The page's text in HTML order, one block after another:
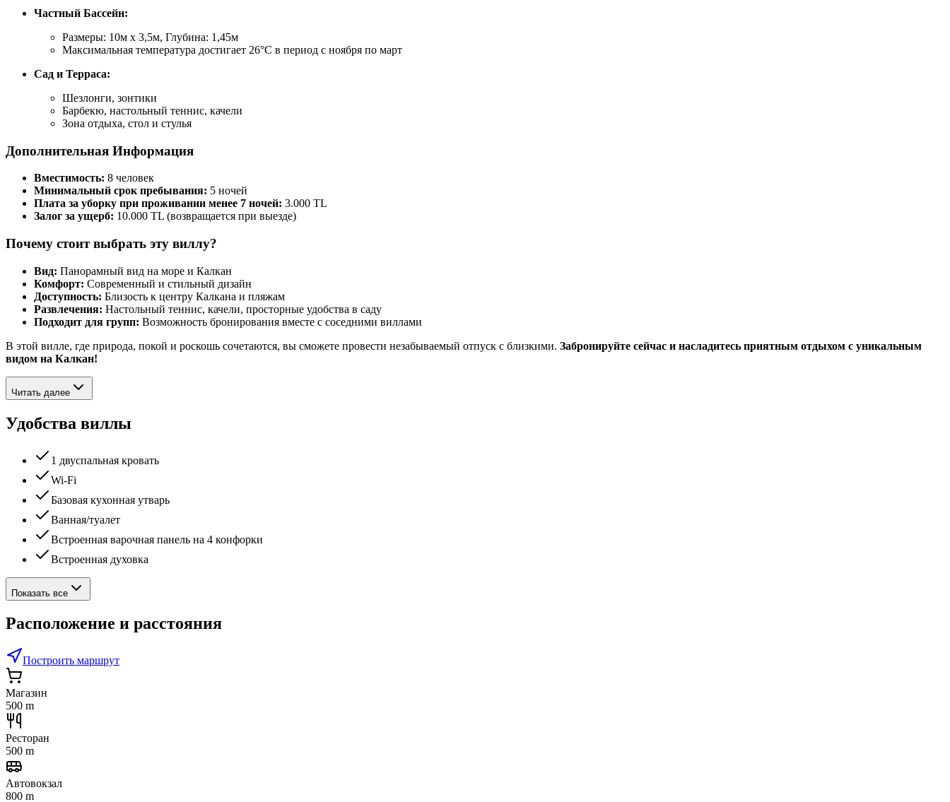
Частный Бассейн:
Размеры: 10м x 3,5м, Глубина: 1,45м
Максимальная температура достигает 26°C в период с ноября по март
Сад и Терраса:
Шезлонги, зонтики
Барбекю, настольный теннис, качели
Зона отдыха, стол и стулья
Дополнительная Информация
Вместимость: 8 человек
Минимальный срок пребывания: 5 ночей
Плата за уборку при проживании менее 7 ночей: 3.000 TL
Залог за ущерб: 10.000 TL (возвращается при выезде)
Почему стоит выбрать эту виллу?
Вид: Панорамный вид на море и Калкан
Комфорт: Современный и стильный дизайн
Доступность: Близость к центру Калкана и пляжам
Развлечения: Настольный теннис, качели, просторные удобства в саду
Подходит для групп: Возможность бронирования вместе с соседними виллами
В этой вилле, где природа, покой и роскошь сочетаются, вы сможете провести незабываемый отпуск с близкими. Забронируйте сейчас и насладитесь приятным отдыхом с уникальным
видом на Калкан!
Читать далее
Удобства виллы
1 двуспальная кровать
Wi-Fi
Базовая кухонная утварь
Ванная/туалет
Встроенная варочная панель на 4 конфорки
Встроенная духовка
Показать все
Расположение и расстояния
Построить маршрут
Магазин
500 m
Ресторан
500 m
Автовокзал
800 m